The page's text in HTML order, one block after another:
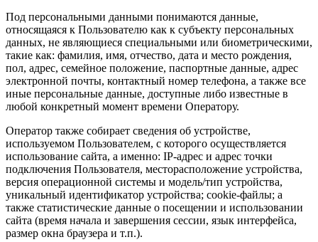
Под персональными данными понимаются данные,
относящаяся к Пользователю как к субъекту персональных
данных, не являющиеся специальными или биометрическими,
такие как: фамилия, имя, отчество, дата и место рождения,
пол, адрес, семейное положение, паспортные данные, адрес
электронной почты, контактный номер телефона, а также все
иные персональные данные, доступные либо известные в
любой конкретный момент времени Оператору.
Оператор также собирает сведения об устройстве,
используемом Пользователем, с которого осуществляется
использование сайта, а именно: IP-адрес и адрес точки
подключения Пользователя, месторасположение устройства,
версия операционной системы и модель/тип устройства,
уникальный идентификатор устройства; cookie-файлы; а
также статистические данные о посещении и использовании
сайта (время начала и завершения сессии, язык интерфейса,
размер окна браузера и т.п.).